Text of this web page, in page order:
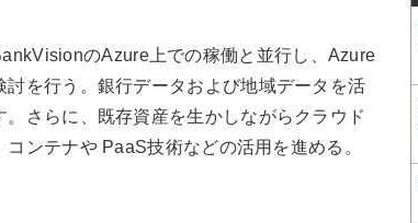
のAzure上での稼働と並行し、Azure
討を行う。銀行データおよび地域データを活
さらに、既存資産を生かしながらクラウド
ンテナや PaaS技術などの活用を進める。